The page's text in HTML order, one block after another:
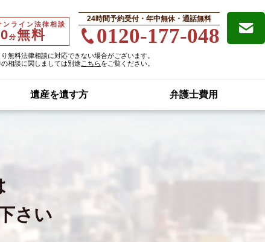
ンライン法律相談
分無料
24時間予約受付・年中無休・通話無料
0120-177-048
無料法律相談に対応できない場合がございます。
相談に関しましては別途 こちらをご覧ください。
遺産を遺す方 弁護士費用
さい